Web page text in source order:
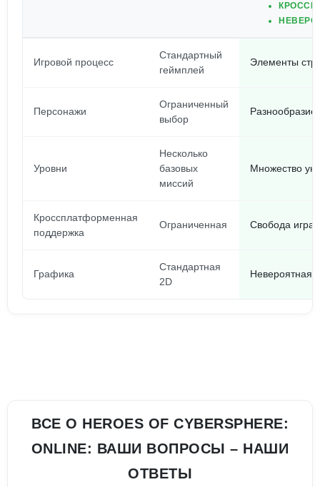
Игровой процесс
Стандартный
геймплей
Элементы
Персонажи
Ограниченный
выбор
Уровни
Несколько
базовых
миссий
Множество
Кроссплатформенная
поддержка
Ограниченная Свобода
Графика
Стандартная
2D
Невероятная
ВСЕ О HEROES OF CYBERSPHERE:
ONLINE: ВАШИ ВОПРОСЫ – НАШИ
ОТВЕТЫ